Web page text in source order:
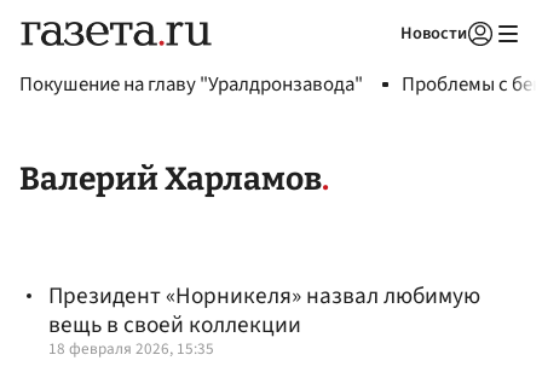
Новости
Покушение на главу "Уралдронзавода" Проблемы с
Валерий Харламов
Президент «Норникеля» назвал любимую
вещь в своей коллекции
18 февраля 2026, 15:35